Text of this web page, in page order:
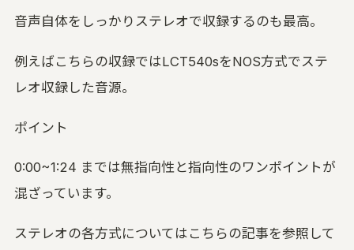
音声自体をしっかりステレオで収録するのも最高。
例えばこちらの収録ではLCT540sをNOS方式でステ
レオ収録した音源。
ポイント
0:00~1:24 までは無指向性と指向性のワンポイントが
混ざっています。
ステレオの各方式についてはこちらの記事を参照して